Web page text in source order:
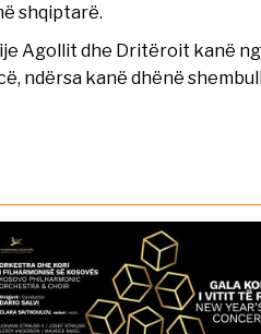
shqiptarë.
Agollit dhe Dritëroit kanë
ndërsa kanë dhënë